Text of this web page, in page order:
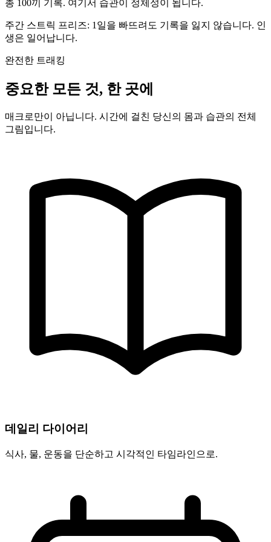
총 100끼 기록. 여기서 습관이 정체성이 됩니다.
주간 스트릭 프리즈: 1일을 빠뜨려도 기록을 잃지 않습니다. 인
생은 일어납니다.
완전한 트래킹
중요한 모든 것, 한 곳에
매크로만이 아닙니다. 시간에 걸친 당신의 몸과 습관의 전체
그림입니다.
데일리 다이어리
식사, 물, 운동을 단순하고 시각적인 타임라인으로.